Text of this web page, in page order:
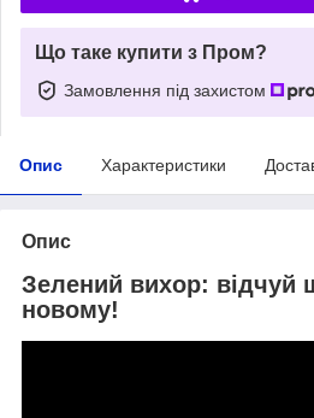
Що таке купити з Пром?
Замовлення під захистом
Опис Характеристики
Опис
Зелений вихор: відчуй
новому!